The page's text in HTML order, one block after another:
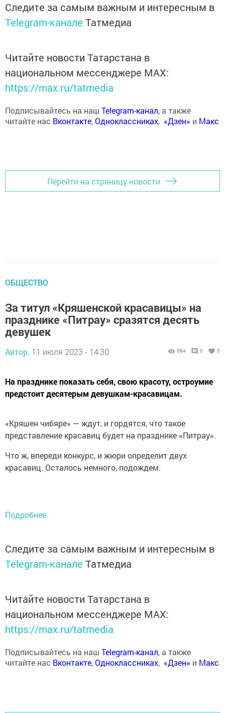
Следите за самым важным и интересным в
Telegram-канале Татмедиа
Читайте новости Татарстана в
национальном мессенджере MАХ:
https://max.ru/tatmedia
Подписывайтесь на наш Telegram-канал, а также
читайте нас Вконтакте,Одноклассниках, «Дзен» и Макс
Перейти на страницу новости
ОБЩЕСТВО
За титул «Кряшенской красавицы» на
празднике «Питрау» сразятся десять
девушек
Автор, 11 июля 2023 - 14:30 694 0 0
На празднике показать себя, свою красоту, остроумие
предстоит десятерым девушкам-красавицам.
«Кряшен чибяре» — ждут, и гордятся, что такое
представление красавиц будет на празднике «Питрау».
Что ж, впереди конкурс, и жюри определит двух
красавиц. Осталось немного, подождем.
Подробнее
Следите за самым важным и интересным в
Telegram-канале Татмедиа
Читайте новости Татарстана в
национальном мессенджере MАХ:
https://max.ru/tatmedia
Подписывайтесь на наш Telegram-канал, а также
читайте нас Вконтакте,Одноклассниках, «Дзен» и Макс